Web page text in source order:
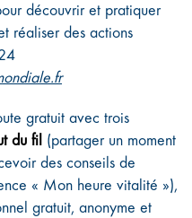
découvrir et pratiquer
réaliser des actions
gratuit avec trois
du fil (partager un moment
des conseils de
« Mon heure vitalité »),
gratuit, anonyme et